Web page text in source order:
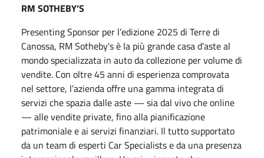
RM SOTHEBY’S
Presenting Sponsor per l’edizione 2025 di Terre di
Canossa, RM Sotheby's è la più grande casa d'aste al
mondo specializzata in auto da collezione per volume di
vendite. Con oltre 45 anni di esperienza comprovata
nel settore, l’azienda offre una gamma integrata di
servizi che spazia dalle aste — sia dal vivo che online
— alle vendite private, fino alla pianificazione
patrimoniale e ai servizi finanziari. Il tutto supportato
da un team di esperti Car Specialists e da una presenza